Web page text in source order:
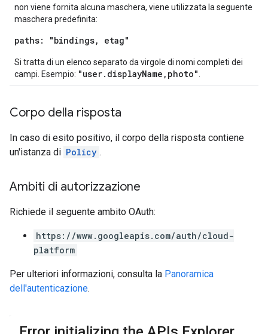
non viene fornita alcuna maschera, viene utilizzata la seguente
maschera predefinita:
paths: "bindings, etag"
Si tratta di un elenco separato da virgole di nomi completi dei
campi. Esempio: "user.displayName,photo"
Corpo della risposta
In caso di esito positivo, il corpo della risposta contiene
un'istanza di Policy .
Ambiti di autorizzazione
Richiede il seguente ambito OAuth:
https://www.googleapis.com/auth/cloud-
platform
Per ulteriori informazioni, consulta la Panoramica
dell'autenticazione.